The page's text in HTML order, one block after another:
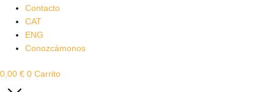
Contacto
CAT
ENG
Conozcámonos
0,00 € 0 Carrito